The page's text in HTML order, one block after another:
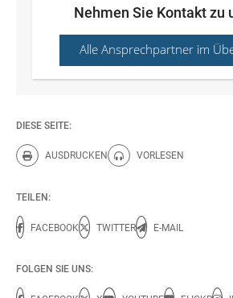
Nehmen Sie Kontakt zu
Alle Ansprechpartner im
DIESE SEITE:
AUSDRUCKEN
Diese Seite drucken.
VORLESEN
Diese Seite
TEILEN:
FACEBOOK TWITTER E-MAIL
FOLGEN SIE UNS: